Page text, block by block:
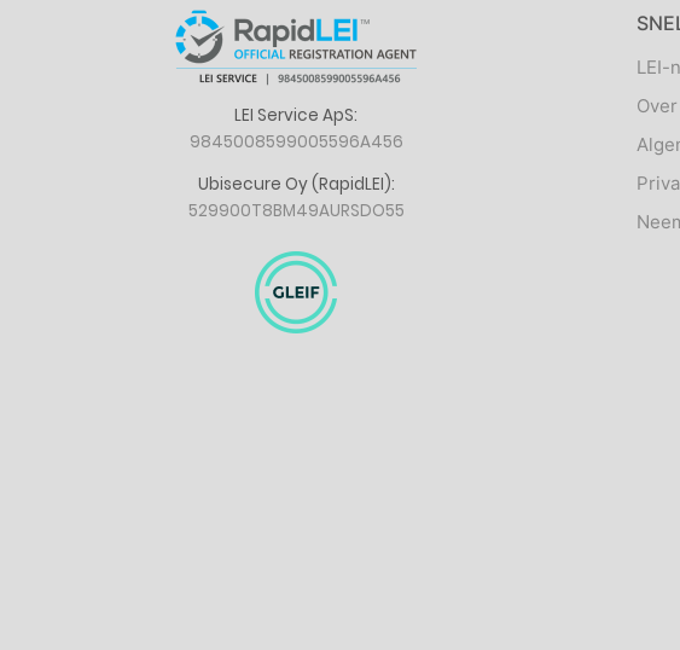
LEI Service ApS:
9845008599005596A456
Ubisecure Oy (RapidLEI):
529900T8BM49AURSDO55
LEI-